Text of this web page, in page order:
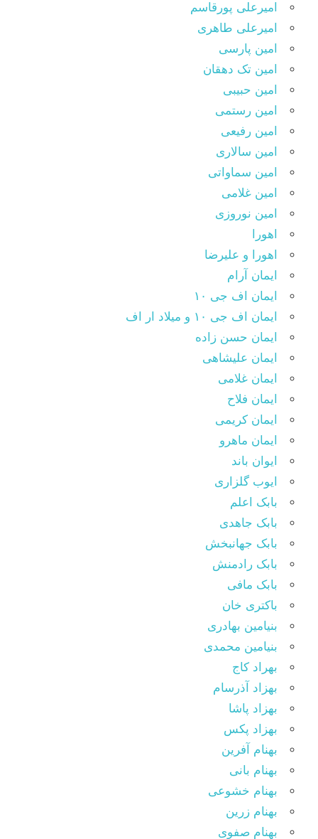
امیرعلی پورقاسم
امیرعلی طاهری
امین پارسی
امین تک دهقان
امین حبیبی
امین رستمی
امین رفیعی
امین سالاری
امین سماواتی
امین غلامی
امین نوروزی
اهورا
اهورا و علیرضا
ایمان آرام
ایمان اف جی ۱۰
ایمان اف جی ۱۰ و میلاد ار اف
ایمان حسن زاده
ایمان علیشاهی
ایمان غلامی
ایمان فلاح
ایمان کریمی
ایمان ماهرو
ایوان باند
ایوب گلزاری
بابک اعلم
بابک جاهدی
بابک جهانبخش
بابک رادمنش
بابک مافی
باکتری خان
بنیامین بهادری
بنیامین محمدی
بهراد کاج
بهزاد آذرسام
بهزاد پاشا
بهزاد پکس
بهنام آفرین
بهنام بانی
بهنام خشوعی
بهنام زرین
بهنام صفوی